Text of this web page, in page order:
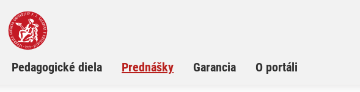
Pedagogické diela Prednášky Garancia O portáli